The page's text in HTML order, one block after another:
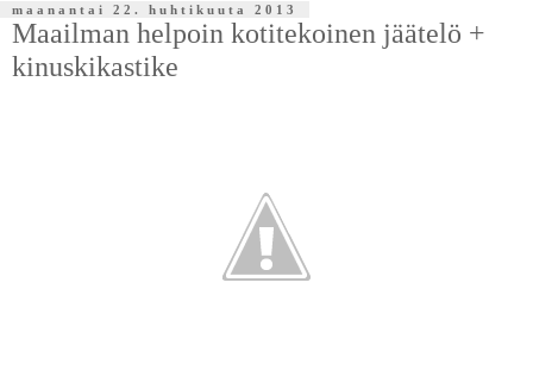
maanantai 22. huhtikuuta 2013
Maailman helpoin kotitekoinen jäätelö +
kinuskikastike